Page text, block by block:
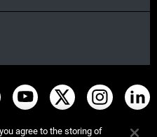
agree to the storing of